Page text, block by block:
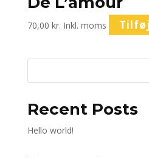
70,00 kr. Inkl. moms
Recent Posts
Hello world!